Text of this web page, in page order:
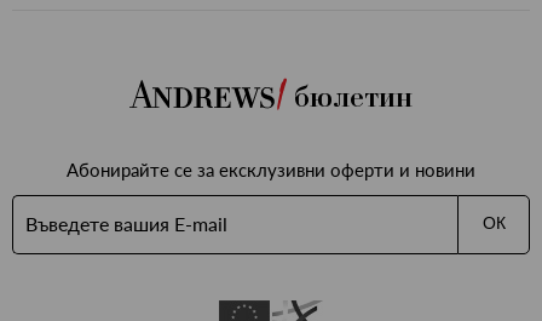
бюлетин
Абонирайте се за ексклузивни оферти и новини
ОК